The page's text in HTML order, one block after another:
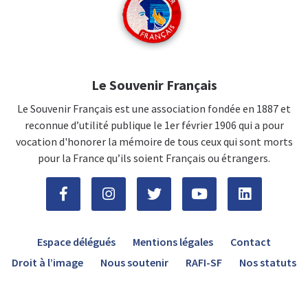
Le Souvenir Français
Le Souvenir Français est une association fondée en 1887 et
reconnue d’utilité publique le 1er février 1906 qui a pour
vocation d'honorer la mémoire de tous ceux qui sont morts
pour la France qu’ils soient Français ou étrangers.
Espace délégués Mentions légales
Contact
Droit à l’image
Nous soutenir RAFI-SF Nos statuts